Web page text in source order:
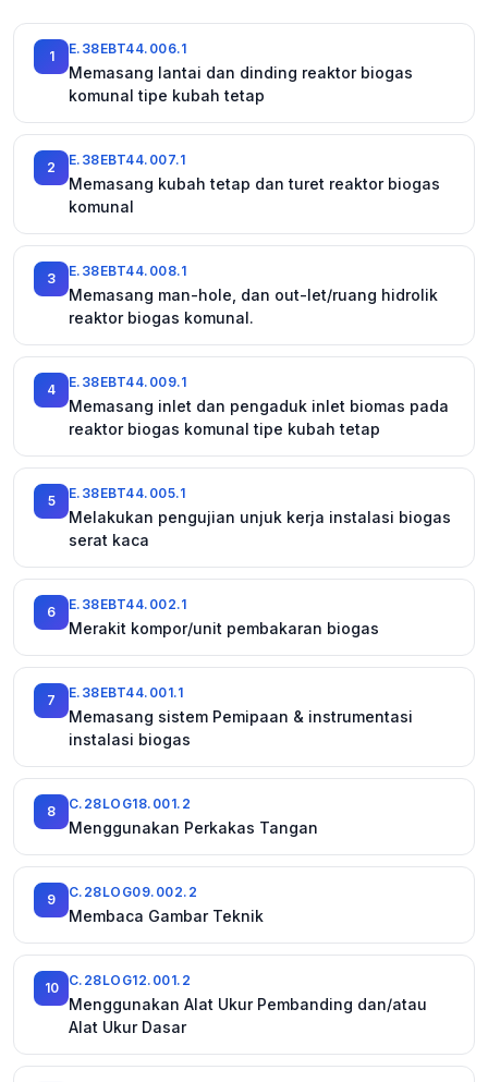
1 E.38EBT44.006.1
Memasang lantai dan dinding reaktor biogas
komunal tipe kubah tetap
2 E.38EBT44.007.1
Memasang kubah tetap dan turet reaktor biogas
komunal
3 E.38EBT44.008.1
Memasang man-hole, dan out-let/ruang hidrolik
reaktor biogas komunal.
4 E.38EBT44.009.1
Memasang inlet dan pengaduk inlet biomas pada
reaktor biogas komunal tipe kubah tetap
5 E.38EBT44.005.1
Melakukan pengujian unjuk kerja instalasi biogas
serat kaca
6 E.38EBT44.002.1
Merakit kompor/unit pembakaran biogas
7 E.38EBT44.001.1
Memasang sistem Pemipaan & instrumentasi
instalasi biogas
8 C.28LOG18.001.2
Menggunakan Perkakas Tangan
9 C.28LOG09.002.2
Membaca Gambar Teknik
10 C.28LOG12.001.2
Menggunakan Alat Ukur Pembanding dan/atau
Alat Ukur Dasar